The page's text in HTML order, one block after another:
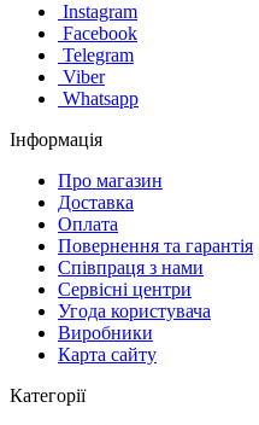
Instagram
Facebook
Telegram
Viber
Whatsapp
Інформація
Про магазин
Доставка
Оплата
Повернення та гарантія
Співпраця з нами
Сервісні центри
Угода користувача
Виробники
Карта сайту
Категорії